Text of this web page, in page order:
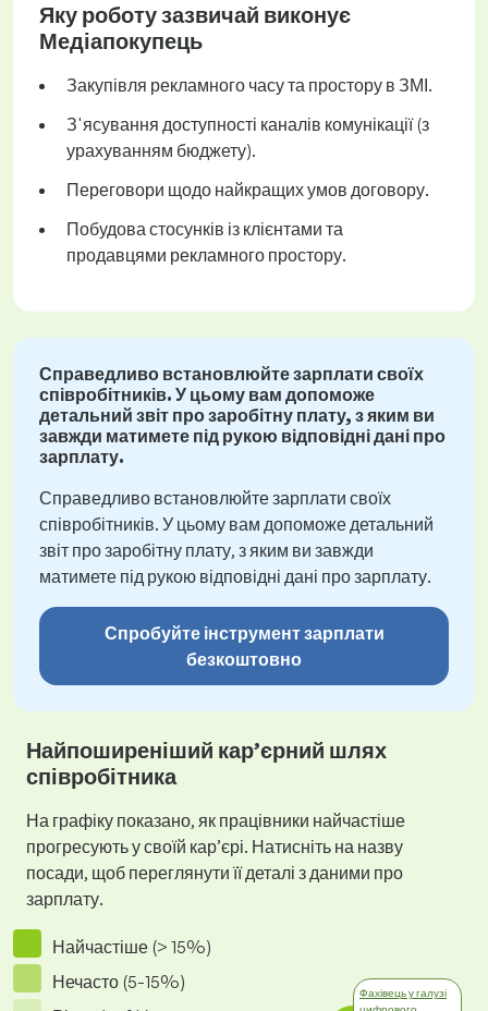
Яку роботу зазвичай виконує
Медіапокупець
Закупівля рекламного часу та простору в ЗМІ.
З'ясування доступності каналів комунікації (з
урахуванням бюджету).
Переговори щодо найкращих умов договору.
Побудова стосунків із клієнтами та
продавцями рекламного простору.
Справедливо встановлюйте зарплати своїх
співробітників. У цьому вам допоможе
детальний звіт про заробітну плату, з яким ви
завжди матимете під рукою відповідні дані про
зарплату.
Справедливо встановлюйте зарплати своїх
співробітників. У цьому вам допоможе детальний
звіт про заробітну плату, з яким ви завжди
матимете під рукою відповідні дані про зарплату.
Спробуйте інструмент зарплати
безкоштовно
Найпоширеніший кар’єрний шлях
співробітника
На графіку показано, як працівники найчастіше
прогресують у своїй кар’єрі. Натисніть на назву
посади, щоб переглянути її деталі з даними про
зарплату.
Найчастіше (> 15%)
Нечасто (5-15%)
Фахівець у галузі